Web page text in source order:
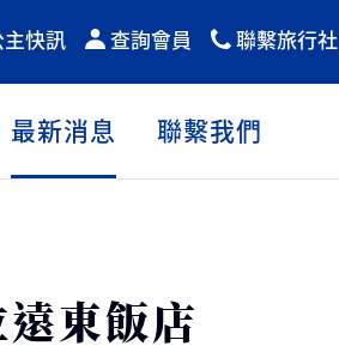
快訊 查詢會員 聯繫旅行社
最新消息 聯繫我們
東飯店